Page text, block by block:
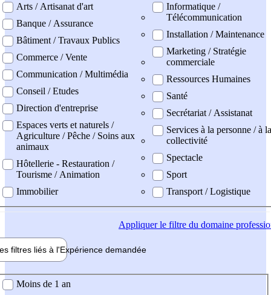
Arts / Artisanat d'art
Banque / Assurance
Bâtiment / Travaux Publics
Commerce / Vente
Communication / Multimédia
Conseil / Etudes
Direction d'entreprise
Espaces verts et naturels /
Agriculture / Pêche / Soins aux
animaux
Hôtellerie - Restauration /
Tourisme / Animation
Immobilier
Informatique /
Télécommunication
Installation / Maintenance
Marketing / Stratégie
commerciale
Ressources Humaines
Santé
Secrétariat / Assistanat
Services à la personne / à la
collectivité
Spectacle
Sport
Transport / Logistique
Appliquerle filtre du domaine
filtres liés à l'Expérience demandée
demandée
Moins de 1 an